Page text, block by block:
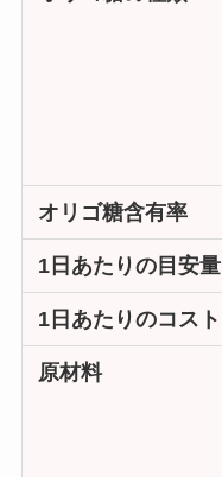
オリゴ糖含有率
1日あたりの目安量
1日あたりのコスト
原材料